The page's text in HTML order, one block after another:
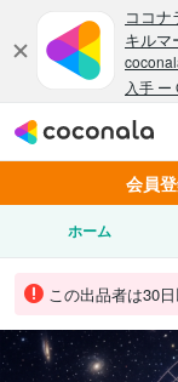
会員
ホーム
この出品者は30